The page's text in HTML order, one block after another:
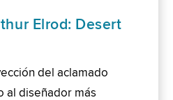
Elrod: Desert
del aclamado
al diseñador más